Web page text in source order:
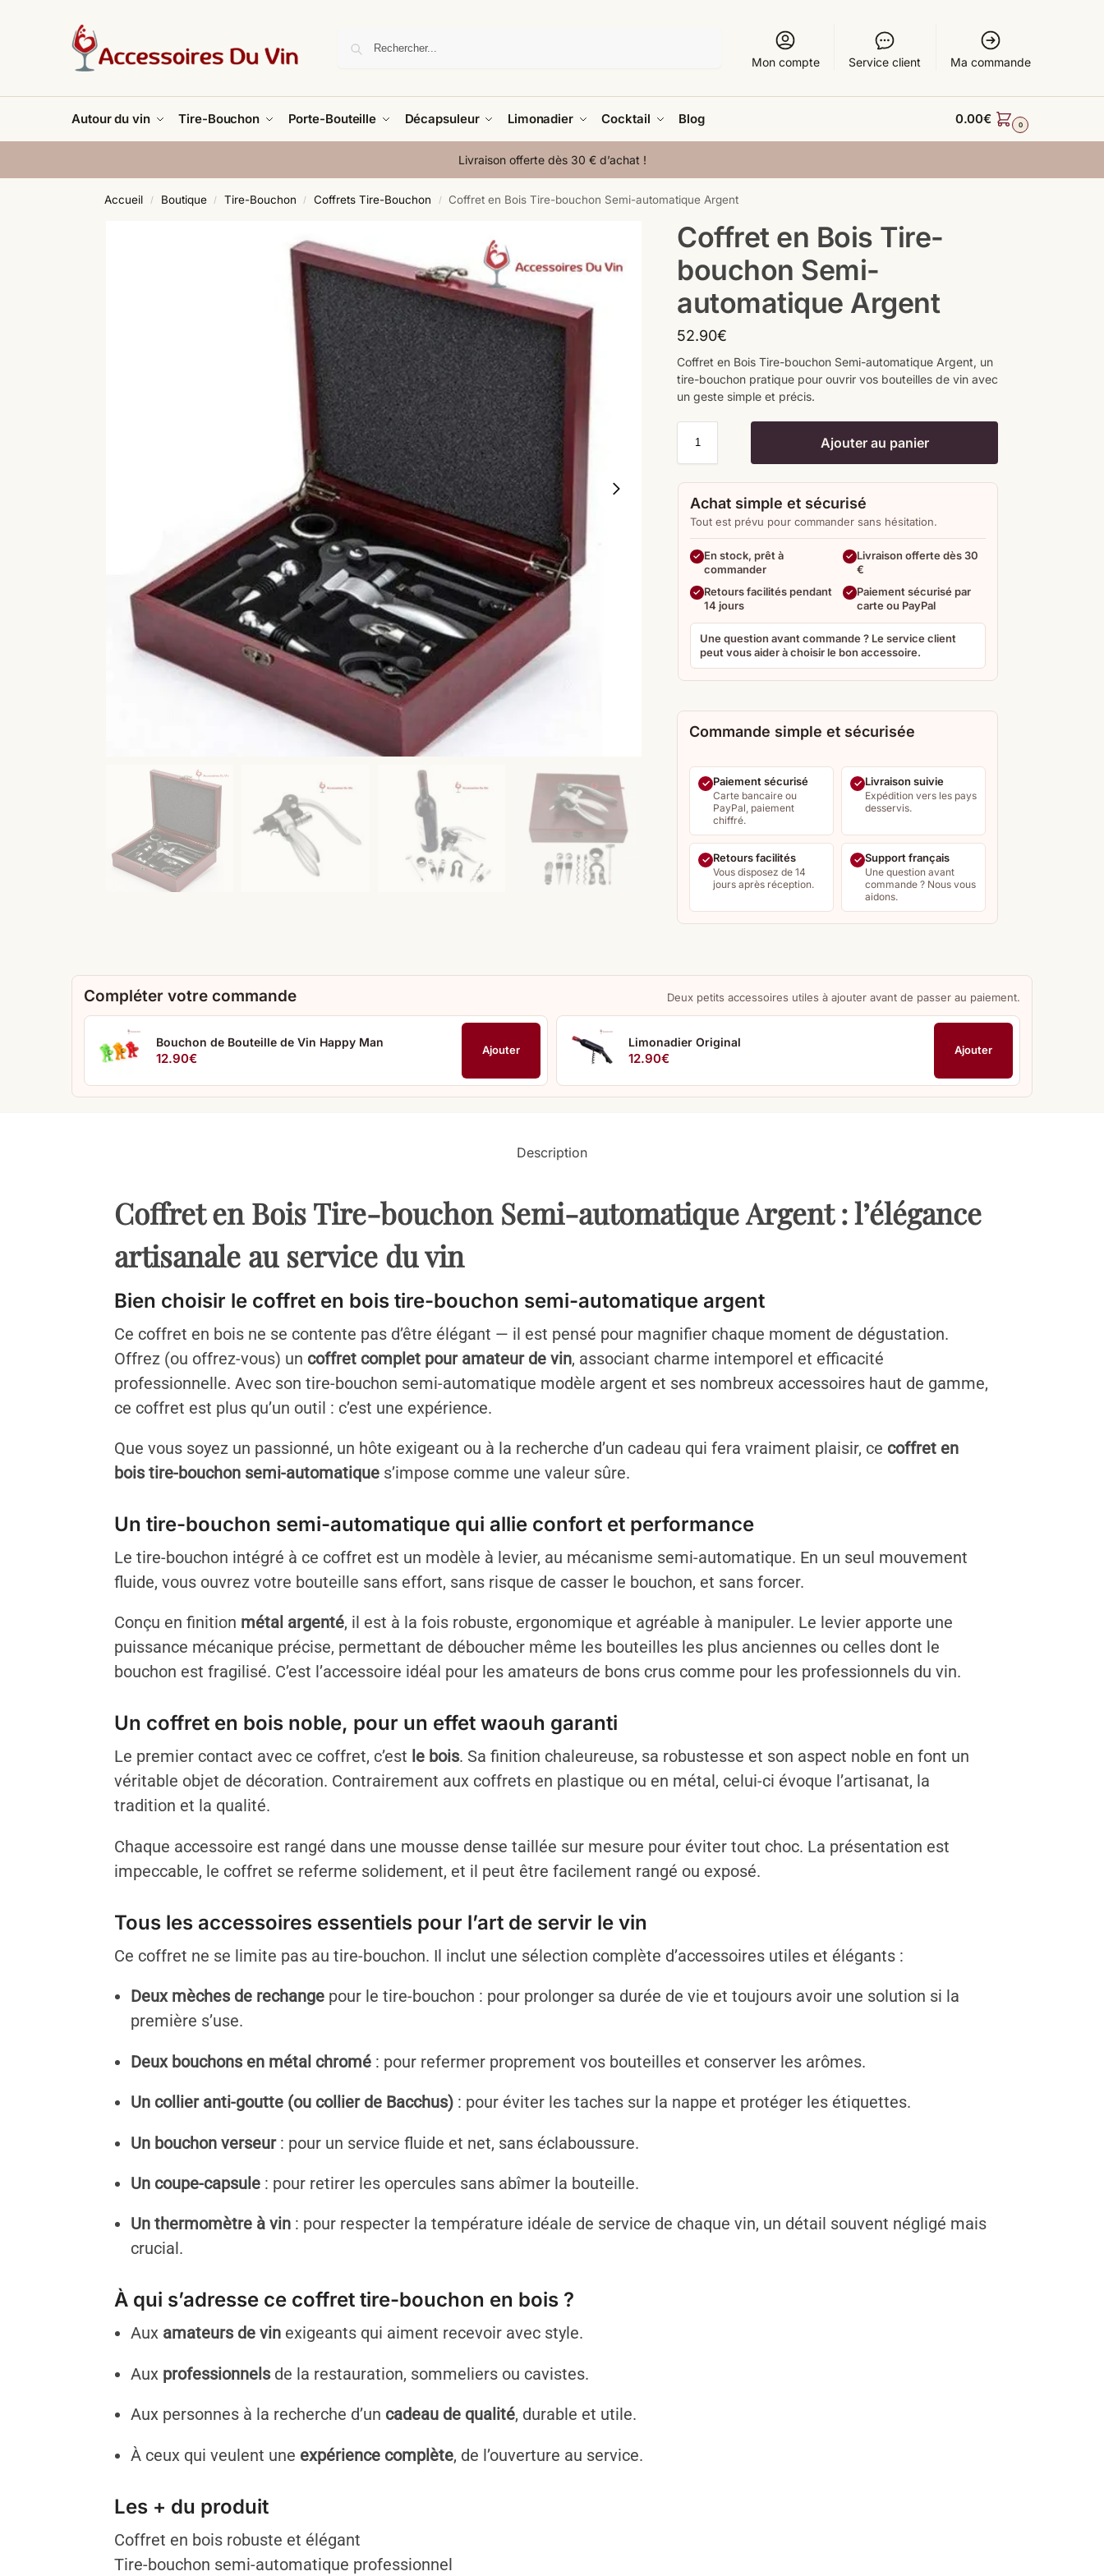
Mon compte Service client Ma commande
Autour du vin Tire-Bouchon Porte-Bouteille Décapsuleur Limonadier Cocktail Blog 0.00€ 0
Livraison offerte dès 30 € d’achat !
Accueil / Boutique / Tire-Bouchon / Coffrets Tire-Bouchon / Coffret en Bois Tire-bouchon Semi-automatique Argent
Coffret en Bois Tire-
bouchon Semi-
automatique Argent
52.90€
Coffret en Bois Tire-bouchon Semi-automatique Argent, un
tire-bouchon pratique pour ouvrir vos bouteilles de vin avec
un geste simple et précis.
Ajouter au panier
Achat simple et sécurisé
Tout est prévu pour commander sans hésitation.
En stock, prêt à
commander
Livraison offerte dès 30
€
Retours facilités pendant
14 jours
Paiement sécurisé par
carte ou PayPal
Une question avant commande ? Le service client
peut vous aider à choisir le bon accessoire.
Commande simple et sécurisée
Paiement sécurisé
Carte bancaire ou
PayPal, paiement
chiffré.
Livraison suivie
Expédition vers les pays
desservis.
Retours facilités
Vous disposez de 14
jours après réception.
Support français
Une question avant
commande ? Nous vous
aidons.
Compléter votre commande Deux petits accessoires utiles à ajouter avant de passer au paiement.
Bouchon de Bouteille de Vin Happy Man
12.90€
Ajouter
Limonadier Original
12.90€
Ajouter
Description
Coffret en Bois Tire-bouchon Semi-automatique Argent : l’élégance
artisanale au service du vin
Bien choisir le coffret en bois tire-bouchon semi-automatique argent
Ce coffret en bois ne se contente pas d’être élégant — il est pensé pour magnifier chaque moment de dégustation.
Offrez (ou offrez-vous) un coffret complet pour amateur de vin, associant charme intemporel et efficacité
professionnelle. Avec son tire-bouchon semi-automatique modèle argent et ses nombreux accessoires haut de gamme,
ce coffret est plus qu’un outil : c’est une expérience.
Que vous soyez un passionné, un hôte exigeant ou à la recherche d’un cadeau qui fera vraiment plaisir, ce coffret en
bois tire-bouchon semi-automatique s’impose comme une valeur sûre.
Un tire-bouchon semi-automatique qui allie confort et performance
Le tire-bouchon intégré à ce coffret est un modèle à levier, au mécanisme semi-automatique. En un seul mouvement
fluide, vous ouvrez votre bouteille sans effort, sans risque de casser le bouchon, et sans forcer.
Conçu en finition métal argenté, il est à la fois robuste, ergonomique et agréable à manipuler. Le levier apporte une
puissance mécanique précise, permettant de déboucher même les bouteilles les plus anciennes ou celles dont le
bouchon est fragilisé. C’est l’accessoire idéal pour les amateurs de bons crus comme pour les professionnels du vin.
Un coffret en bois noble, pour un effet waouh garanti
Le premier contact avec ce coffret, c’est le bois. Sa finition chaleureuse, sa robustesse et son aspect noble en font un
véritable objet de décoration. Contrairement aux coffrets en plastique ou en métal, celui-ci évoque l’artisanat, la
tradition et la qualité.
Chaque accessoire est rangé dans une mousse dense taillée sur mesure pour éviter tout choc. La présentation est
impeccable, le coffret se referme solidement, et il peut être facilement rangé ou exposé.
Tous les accessoires essentiels pour l’art de servir le vin
Ce coffret ne se limite pas au tire-bouchon. Il inclut une sélection complète d’accessoires utiles et élégants :
Deux mèches de rechange pour le tire-bouchon : pour prolonger sa durée de vie et toujours avoir une solution si la
première s’use.
Deux bouchons en métal chromé : pour refermer proprement vos bouteilles et conserver les arômes.
Un collier anti-goutte (ou collier de Bacchus) : pour éviter les taches sur la nappe et protéger les étiquettes.
Un bouchon verseur: pour un service fluide et net, sans éclaboussure.
Un coupe-capsule : pour retirer les opercules sans abîmer la bouteille.
Un thermomètre à vin : pour respecter la température idéale de service de chaque vin, un détail souvent négligé mais
crucial.
À qui s’adresse ce coffret tire-bouchon en bois ?
Aux amateurs de vin exigeants qui aiment recevoir avec style.
Aux professionnelsde la restauration, sommeliers ou cavistes.
Aux personnes à la recherche d’un cadeau de qualité, durable et utile.
À ceux qui veulent une expérience complète, de l’ouverture au service.
Les + du produit
Coffret en bois robuste et élégant
Tire-bouchon semi-automatique professionnel